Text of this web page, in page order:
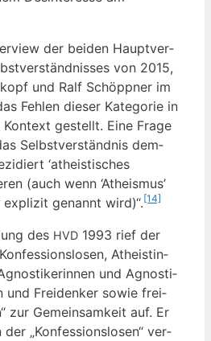
der bei­den Haupt­ver­
von 2015,
und Ralf Schöpp­ner im
Feh­len die­ser Kate­go­rie in
gestellt. Eine Fra­ge
Selbst­ver­ständ­nis dem­
‘athe­is­ti­sches
(auch wenn ‘Athe­is­mus’
genannt wird)“.[14]
des HVD 1993 rief der
Athe­is­tin­
und Agnos­ti­
und Frei­den­ker sowie frei­
zur Gemein­sam­keit auf. Er
„Kon­fes­si­ons­lo­sen“ ver­